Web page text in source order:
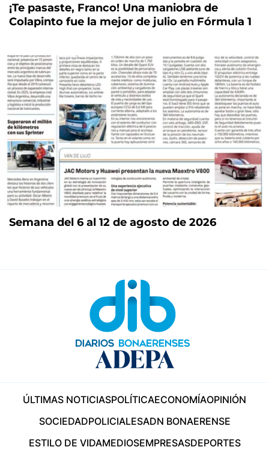
¡Te pasaste, Franco! Una maniobra de
Colapinto fue la mejor de julio en Fórmula 1
Semana del 6 al 12 de agosto de 2026
ÚLTIMAS NOTICIASPOLÍTICAECONOMÍAOPINIÓN
SOCIEDADPOLICIALESADN BONAERENSE
ESTILO DE VIDAMEDIOSEMPRESASDEPORTES